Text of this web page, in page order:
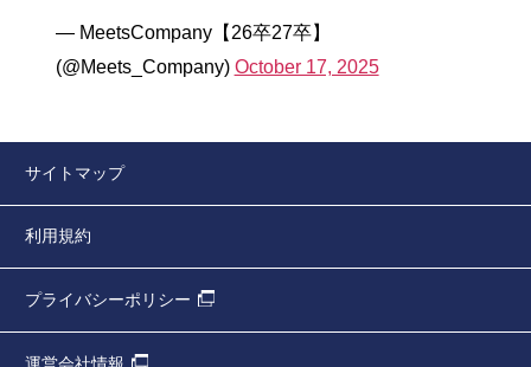
— MeetsCompany【26卒27卒】
(@Meets_Company) October 17, 2025
サイトマップ
利用規約
プライバシーポリシー